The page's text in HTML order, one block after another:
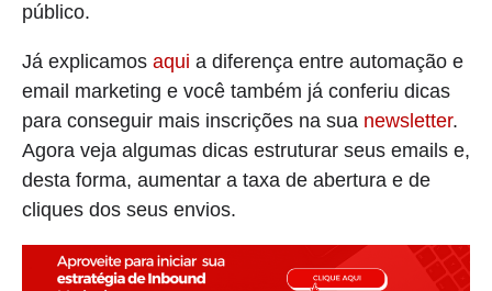
público.
Já explicamos aqui a diferença entre automação e
email marketing e você também já conferiu dicas
para conseguir mais inscrições na sua newsletter.
Agora veja algumas dicas estruturar seus emails e,
desta forma, aumentar a taxa de abertura e de
cliques dos seus envios.